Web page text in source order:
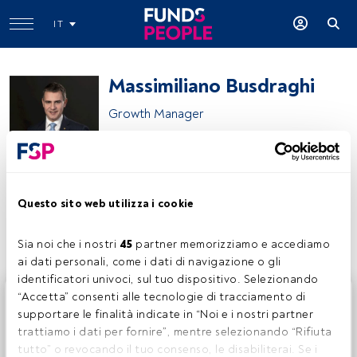
Questo sito web utilizza i cookie
Sia noi che i nostri 45 partner memorizziamo e accediamo
ai dati personali, come i dati di navigazione o gli
identificatori univoci, sul tuo dispositivo. Selezionando
“Accetta” consenti alle tecnologie di tracciamento di
supportare le finalità indicate in “Noi e i nostri partner
trattiamo i dati per fornire”, mentre selezionando “Rifiuta
tutto” o revocando il tuo consenso, le disabiliterai. Se i
IT
Massimiliano Busdraghi
Growth Manager
Condividi:
Questo è un articolo riservato agli utenti FundsPeople. Se
sei già registrato, accedi tramite il pulsante Login. Se non
hai ancora un account, ti invitiamo a registrarti per scoprire
tutti i contenuti che FundsPeople ha da offrire.